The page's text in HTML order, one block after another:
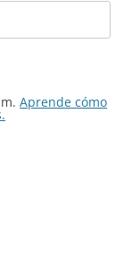
Aprende cómo